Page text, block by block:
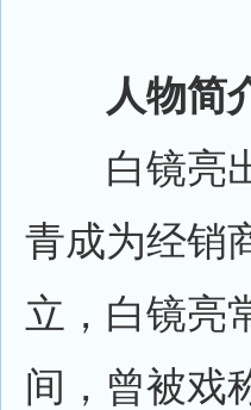
人物简
白镜亮出
青成为经销
立，白镜亮
间，曾被戏